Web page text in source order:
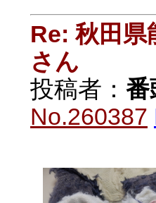
Re: 秋田
さん
投稿者： 番
No.260387